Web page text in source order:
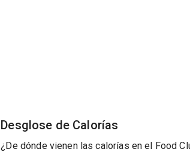
Desglose de Calorías
¿De dónde vienen las calorías en el Food